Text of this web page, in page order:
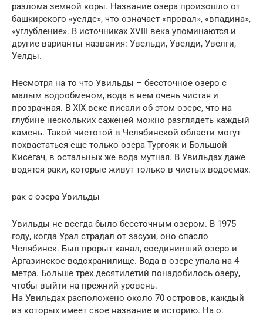
разлома земной коры. Название озера произошло от
башкирского «уелде», что означает «провал», «впадина»,
«углубление». В источниках XVIII века упоминаются и
другие варианты названия: Увельди, Увелди, Увелги,
Уелды.
Несмотря на то что Увильды – бессточное озеро с
малым водообменом, вода в нем очень чистая и
прозрачная. В XIX веке писали об этом озере, что на
глубине нескольких саженей можно разглядеть каждый
камень. Такой чистотой в Челябинской области могут
похвастаться еще только озера Тургояк и Большой
Кисегач, в остальных же вода мутная. В Увильдах даже
водятся раки, которые живут только в чистых водоемах.
рак с озера Увильды
Увильды не всегда было бессточным озером. В 1975
году, когда Урал страдал от засухи, оно спасло
Челябинск. Был прорыт канал, соединивший озеро и
Аргазинское водохранилище. Вода в озере упала на 4
метра. Больше трех десятилетий понадобилось озеру,
чтобы выйти на прежний уровень.
На Увильдах расположено около 70 островов, каждый
из которых имеет свое название и историю. На о.